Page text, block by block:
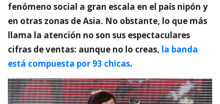
fenómeno social a gran escala en el país nipón y
en otras zonas de Asia. No obstante, lo que más
llama la atención no son sus espectaculares
cifras de ventas: aunque no lo creas, la banda
está compuesta por 93 chicas.